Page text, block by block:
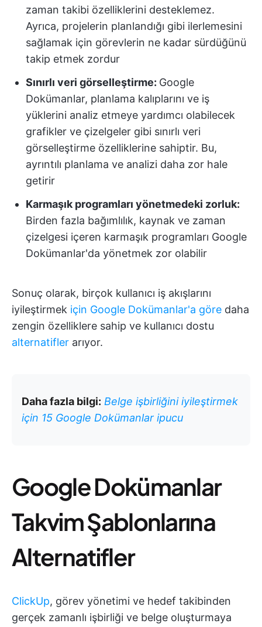
zaman takibi özelliklerini desteklemez.
Ayrıca, projelerin planlandığı gibi ilerlemesini
sağlamak için görevlerin ne kadar sürdüğünü
takip etmek zordur
Sınırlı veri görselleştirme: Google
Dokümanlar, planlama kalıplarını ve iş
yüklerini analiz etmeye yardımcı olabilecek
grafikler ve çizelgeler gibi sınırlı veri
görselleştirme özelliklerine sahiptir. Bu,
ayrıntılı planlama ve analizi daha zor hale
getirir
Karmaşık programları yönetmedeki zorluk:
Birden fazla bağımlılık, kaynak ve zaman
çizelgesi içeren karmaşık programları Google
Dokümanlar'da yönetmek zor olabilir
Sonuç olarak, birçok kullanıcı iş akışlarını
iyileştirmek için Google Dokümanlar'a göre daha
zengin özelliklere sahip ve kullanıcı dostu
alternatifler arıyor.
Daha fazla bilgi: Belge işbirliğini iyileştirmek
için 15 Google Dokümanlar ipucu
Google Dokümanlar
Takvim Şablonlarına
Alternatifler
ClickUp, görev yönetimi ve hedef takibinden
gerçek zamanlı işbirliği ve belge oluşturmaya